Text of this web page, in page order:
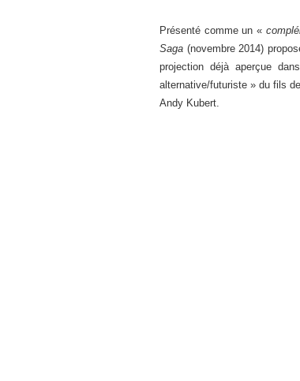
Présenté comme un «
Saga (novembre 2014)
projection déjà aperçue
alternative/futuriste » du fils
Andy Kubert.